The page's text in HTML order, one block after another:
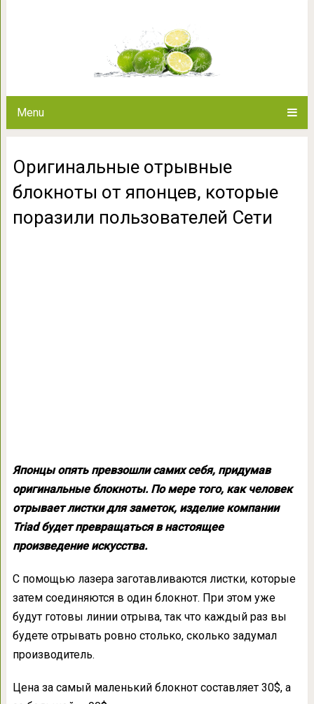
Menu
поразили
Оригинальные отрывные
блокноты от японцев, которые
поразили пользователей Сети
Японцы опять превзошли самих себя, придумав
оригинальные блокноты. По мере того, как человек
отрывает листки для заметок, изделие компании
Triad будет превращаться в настоящее
произведение искусства.
С помощью лазера заготавливаются листки, которые
затем соединяются в один блокнот. При этом уже
будут готовы линии отрыва, так что каждый раз вы
будете отрывать ровно столько, сколько задумал
производитель.
Цена за самый маленький блокнот составляет 30$, а